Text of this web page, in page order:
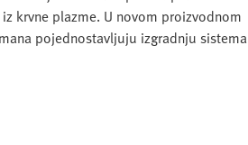
krvne plazme. U novom proizvodnom
pojednostavljuju izgradnju sistema